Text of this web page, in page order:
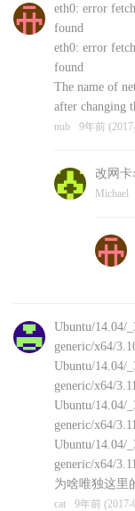
eth0: error
found
eth0: error
found
The name of
after changing
nub 9年前
改网卡
Michael
Ubuntu/14.04/
generic/x64/
Ubuntu/14.04/
generic/x64/
Ubuntu/14.04/
generic/x64/
Ubuntu/14.04/
generic/x64/
为啥唯独这里
cat 9年前 (2017-